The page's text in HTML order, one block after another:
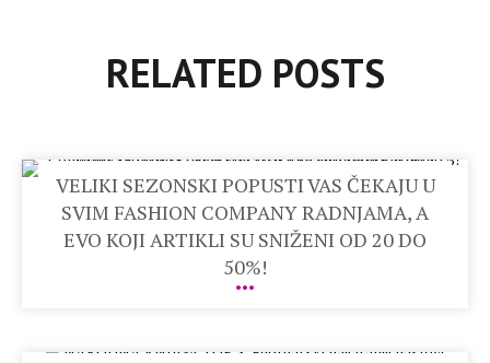
RELATED POSTS
VELIKI SEZONSKI POPUSTI VAS ČEKAJU U
SVIM FASHION COMPANY RADNJAMA, A
EVO KOJI ARTIKLI SU SNIŽENI OD 20 DO
50%!